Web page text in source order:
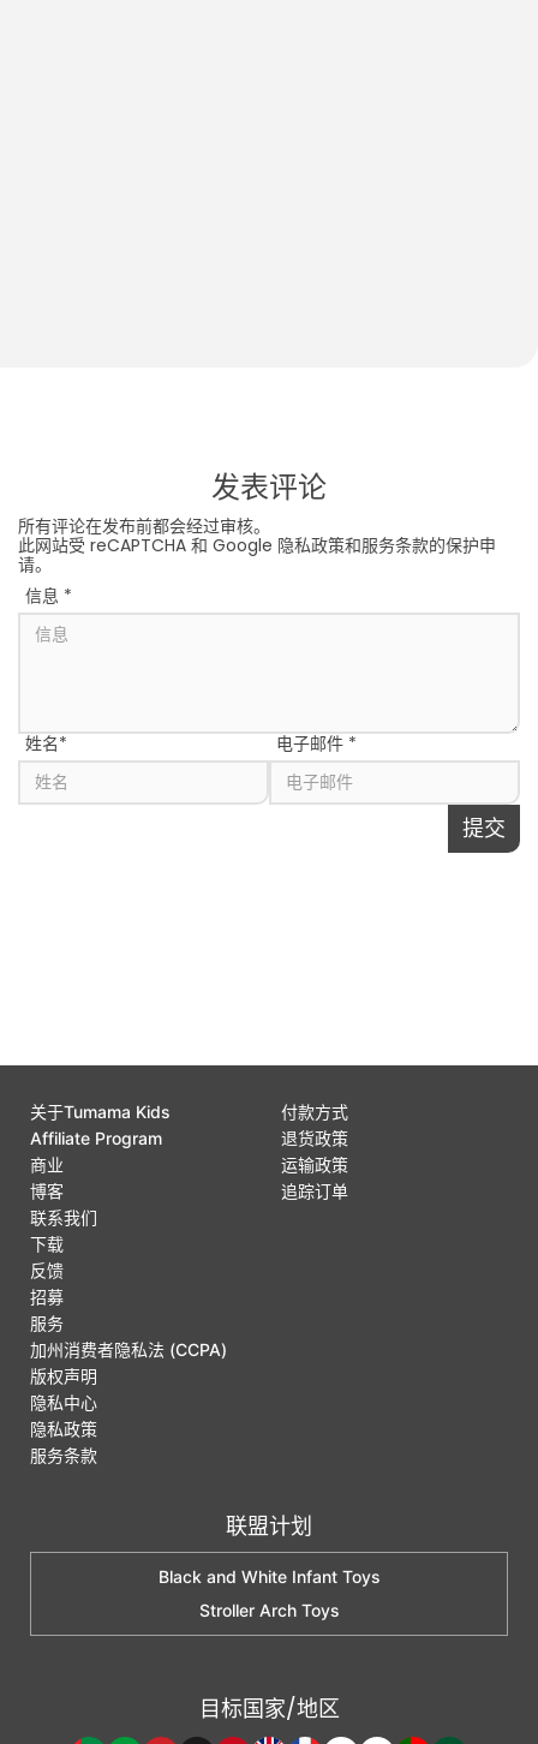
发表评论
所有评论在发布前都会经过审核。
此网站受 reCAPTCHA 和 Google 隐私政策和服务条款的保护申
请。
姓名* 电子邮件 *
信息 *
提交
关于Tumama Kids
Affiliate Program
商业
博客
联系我们
下载
反馈
招募
服务
付款方式
退货政策
运输政策
追踪订单
加州消费者隐私法 (CCPA)
版权声明
隐私中心
隐私政策
服务条款
联盟计划
Black and White Infant Toys
Stroller Arch Toys
目标国家/地区